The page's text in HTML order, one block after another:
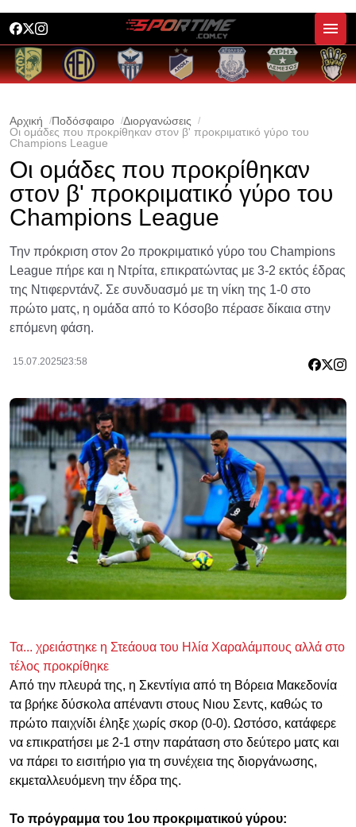
Αρχική Ποδόσφαιρο
Διοργανώσεις
Οι ομάδες που προκρίθηκαν στον β' προκριματικό γύρο του
Champions League
Οι ομάδες που προκρίθηκαν
στον β' προκριματικό γύρο του
Champions League
Την πρόκριση στον 2ο προκριματικό γύρο του Champions
League πήρε και η Ντρίτα, επικρατώντας με 3-2 εκτός έδρας
της Ντιφερντάνζ. Σε συνδυασμό με τη νίκη της 1-0 στο
πρώτο ματς, η ομάδα από το Κόσοβο πέρασε δίκαια στην
επόμενη φάση.
15.07.202523:58
Τα... χρειάστηκε η Στεάουα του Ηλία Χαραλάμπους αλλά στο
τέλος προκρίθηκε
Από την πλευρά της, η Σκεντίγια από τη Βόρεια Μακεδονία
τα βρήκε δύσκολα απέναντι στους Νιου Σεντς, καθώς το
πρώτο παιχνίδι έληξε χωρίς σκορ (0-0). Ωστόσο, κατάφερε
να επικρατήσει με 2-1 στην παράταση στο δεύτερο ματς και
να πάρει το εισιτήριο για τη συνέχεια της διοργάνωσης,
εκμεταλλευόμενη την έδρα της.
Το πρόγραμμα του 1ου προκριματικού γύρου: